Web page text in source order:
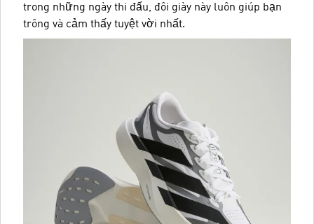
trong những ngày thi đấu, đôi giày này luôn giúp bạn
trông và cảm thấy tuyệt vời nhất.